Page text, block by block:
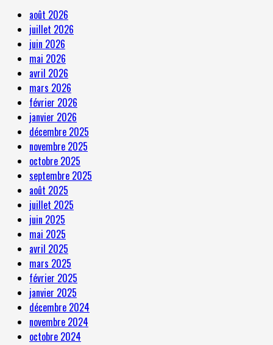
août 2026
juillet 2026
juin 2026
mai 2026
avril 2026
mars 2026
février 2026
janvier 2026
décembre 2025
novembre 2025
octobre 2025
septembre 2025
août 2025
juillet 2025
juin 2025
mai 2025
avril 2025
mars 2025
février 2025
janvier 2025
décembre 2024
novembre 2024
octobre 2024